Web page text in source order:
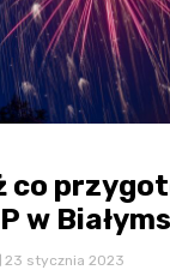
co
w
23 stycznia 2023